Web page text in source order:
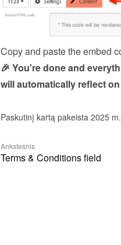
Copy and paste the embed
🎉 You're done and
will automatically reflect
Paskutinį kartą pakeista 2025
Ankstesnis
Terms & Conditions field